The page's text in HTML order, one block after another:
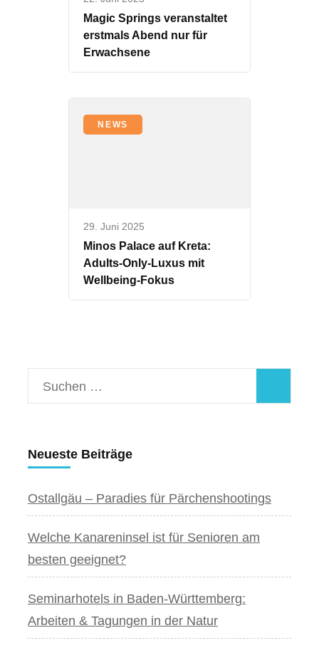
Magic Springs veranstaltet
erstmals Abend nur für
Erwachsene
NEWS
29. Juni 2025
Minos Palace auf Kreta:
Adults-Only-Luxus mit
Wellbeing-Fokus
Suchen
nach:
Neueste Beiträge
Ostallgäu – Paradies für Pärchenshootings
Welche Kanareninsel ist für Senioren am
besten geeignet?
Seminarhotels in Baden-Württemberg:
Arbeiten & Tagungen in der Natur